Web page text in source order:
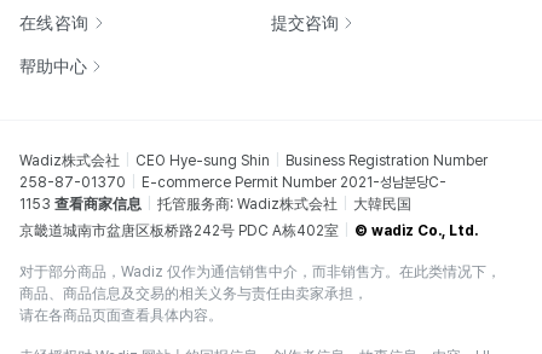
在线咨询 提交咨询
帮助中心
Wadiz株式会社 CEO Hye-sung Shin
Business Registration Number
258-87-01370
E-commerce Permit Number 2021-성남분당C-
1153 查看商家信息 托管服务商: Wadiz株式会社
大韓民国
京畿道城南市盆唐区板桥路242号 PDC A栋402室
© wadiz Co., Ltd.
对于部分商品，Wadiz 仅作为通信销售中介，而非销售方。在此类情况下，
商品、商品信息及交易的相关义务与责任由卖家承担，
请在各商品页面查看具体内容。